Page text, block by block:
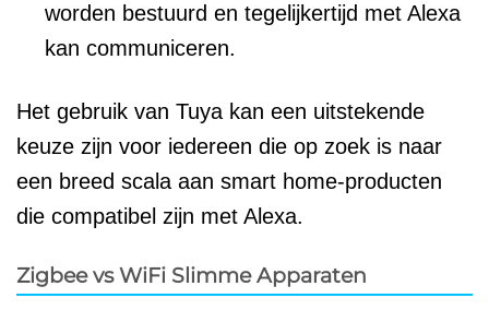
worden bestuurd en tegelijkertijd met Alexa
kan communiceren.
Het gebruik van Tuya kan een uitstekende
keuze zijn voor iedereen die op zoek is naar
een breed scala aan smart home-producten
die compatibel zijn met Alexa.
Zigbee vs WiFi Slimme Apparaten